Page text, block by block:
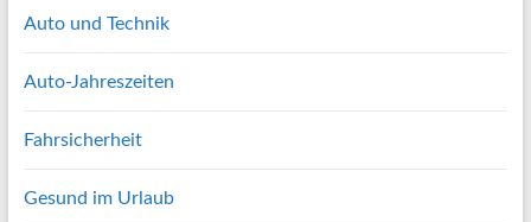
Auto und Technik
Auto-Jahreszeiten
Fahrsicherheit
Gesund im Urlaub